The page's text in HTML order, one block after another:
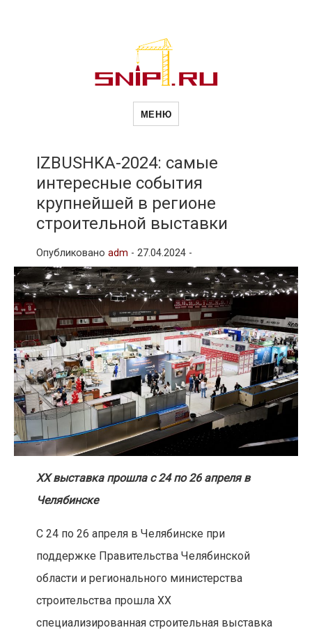
Новости
и
рубрики
МЕНЮ
IZBUSHKA-2024: самые
интересные события
крупнейшей в регионе
строительной выставки
Опубликовано adm - 27.04.2024 -
ХХ выставка прошла с 24 по 26 апреля в
Челябинске
С 24 по 26 апреля в Челябинске при
поддержке Правительства Челябинской
области и регионального министерства
строительства прошла XX
специализированная строительная выставка